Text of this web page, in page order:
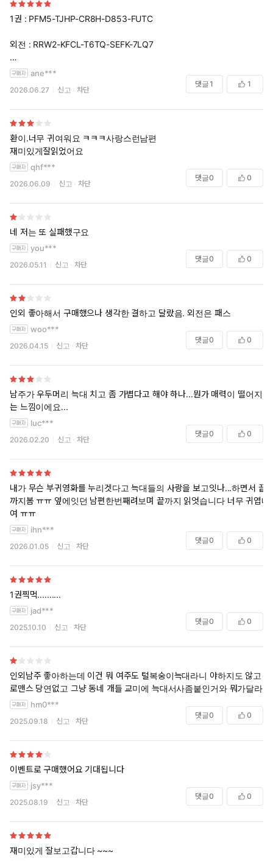
1권 : PFM5-TJHP-CR8H-D853-FUTC
외전 : RRW2-KFCL-T6TQ-SEFK-7LQ7
사용 여부를 알 수 있게 쓰시면 댓글 달아주세요.
ane***
2026.06.27 신고 차단
댓글 1 1
환이.너무 귀여워요 ㅋㅋㅋ사랑스런남편
재미있게잘읽었어요
qhf***
2026.06.09 신고 차단
댓글0 0
네 저는 또 실패했구요
you***
2026.05.11 신고 차단
댓글0 0
인외 좋아해서 구매했으나 생각한 결하고 달랐음. 외전은 패스
woo***
2026.04.15 신고 차단
댓글0 0
남주가 우두머리 늑대 치고 좀 가볍다고 해야 하나...뭔가 매력이 떨어지
는 느낌이에요...
luc***
2026.02.20 신고 차단
댓글0 0
내가 무슨 부귀영화를 누리겟다고 늑대들의 사랑을 보고잇나...하면서 끝
까지봄 ㅠㅠ 옆에잇던 남편한번째려보며 끝까지 읽엇습니다 너무 귀엽네
여 ㅠㅠ
ihn***
2026.01.05 신고 차단
댓글0 0
1권찍먹..........
jad***
2025.10.10 신고 차단
댓글0 0
인외남주 좋아하는데 이건 뭐 여주도 털복숭이늑대라니 야하지도 않고
로맨스 당연없고 그냥 동네 개들 교미에 늑대서사좀붙인거와 뭐가달라
hm0***
2025.09.18 신고 차단
댓글0 0
이벤트로 구매했어요 기대됩니다
jsy***
2025.08.19 신고 차단
댓글0 0
재미있게 잘보고갑니다 ~~~